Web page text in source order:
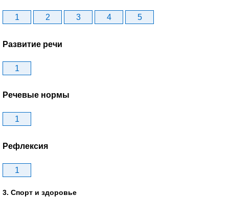
1 2 3 4 5
Развитие речи
1
Речевые нормы
1
Рефлексия
1
3. Спорт и здоровье